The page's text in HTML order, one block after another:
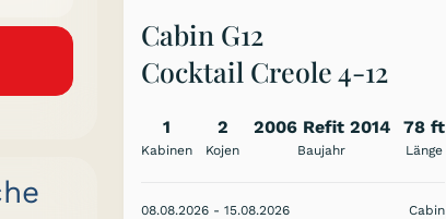
Cabin G12
Cocktail Creole 4-12
Seychelles
1
Kabinen
2
Kojen
2006 Refit 2014
Baujahr
78 ft
Länge
08.08.2026 - 15.08.2026 Cabin